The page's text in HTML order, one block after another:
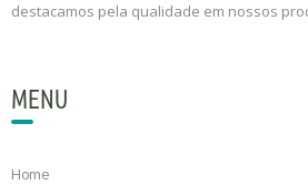
destacamos pela qualidade em nossos
MENU
Home